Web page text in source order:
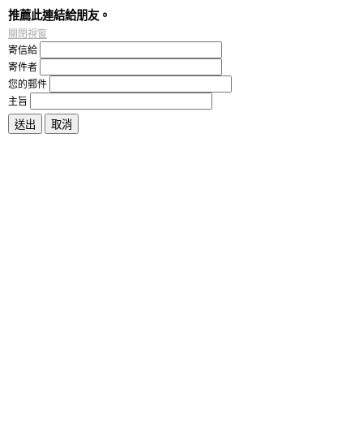
推薦此連結給朋友。
關閉視窗
寄信給
寄件者
您的郵件
主旨
送出 取消